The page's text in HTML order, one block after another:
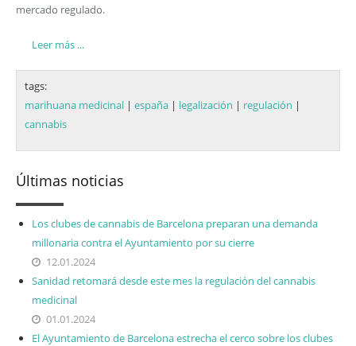
mercado regulado.
Leer más ...
tags:
marihuana medicinal | españa | legalización | regulación |
cannabis
Últimas noticias
Los clubes de cannabis de Barcelona preparan una demanda
millonaria contra el Ayuntamiento por su cierre
12.01.2024
Sanidad retomará desde este mes la regulación del cannabis
medicinal
01.01.2024
El Ayuntamiento de Barcelona estrecha el cerco sobre los clubes